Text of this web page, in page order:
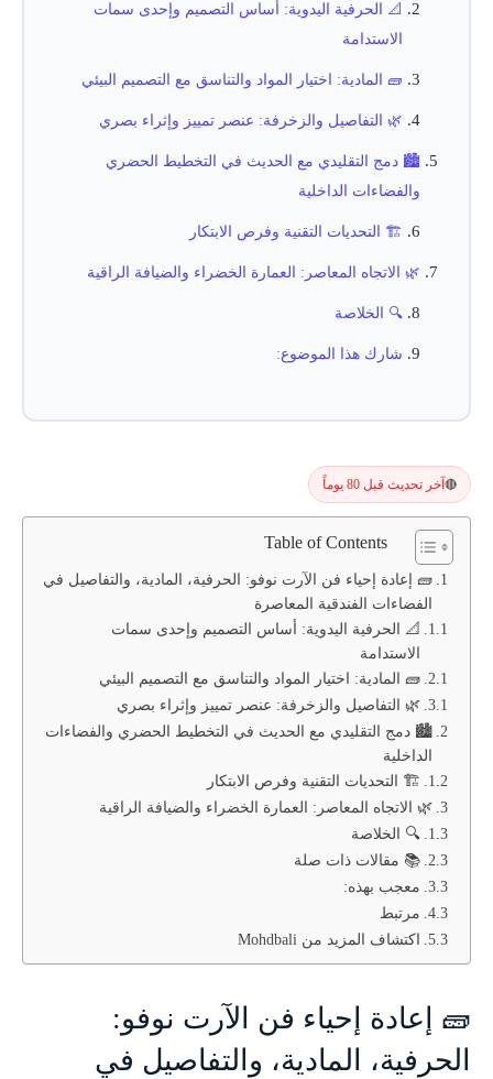
📐 الحرفية اليدوية: أساس التصميم وإحدى سمات
الاستدامة
🧱 المادية: اختيار المواد والتناسق مع التصميم البيئي
🌿 التفاصيل والزخرفة: عنصر تمييز وإثراء بصري
🏙️ دمج التقليدي مع الحديث في التخطيط الحضري
والفضاءات الداخلية
🏗️ التحديات التقنية وفرص الابتكار
🌿 الاتجاه المعاصر: العمارة الخضراء والضيافة الراقية
🔍 الخلاصة
شارك هذا الموضوع:
🔴 آخر تحديث قبل 80 يوماً
Table of Contents
🧱 إعادة إحياء فن الآرت نوفو: الحرفية، المادية، والتفاصيل في
الفضاءات الفندقية المعاصرة
📐 الحرفية اليدوية: أساس التصميم وإحدى سمات
الاستدامة
🧱 المادية: اختيار المواد والتناسق مع التصميم البيئي
🌿 التفاصيل والزخرفة: عنصر تمييز وإثراء بصري
🏙️ دمج التقليدي مع الحديث في التخطيط الحضري والفضاءات
الداخلية
🏗️ التحديات التقنية وفرص الابتكار
🌿 الاتجاه المعاصر: العمارة الخضراء والضيافة الراقية
🔍 الخلاصة
📚 مقالات ذات صلة
معجب بهذه:
مرتبط
اكتشاف المزيد من Mohdbali
🧱 إعادة إحياء فن الآرت نوفو:
الحرفية، المادية، والتفاصيل في